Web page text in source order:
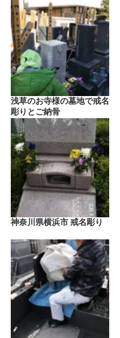
浅草のお寺様の墓地で戒名
彫りとご納骨
神奈川県横浜市 戒名彫り